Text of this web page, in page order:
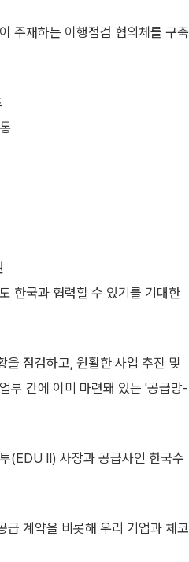
주재하는 이행점검 협의체를 구축
한국과 협력할 수 있기를 기대한
을 점검하고, 원활한 사업 추진 및
부 간에 이미 마련돼 있는 '공급망-
(EDU II) 사장과 공급사인 한국수
급 계약을 비롯해 우리 기업과 체코